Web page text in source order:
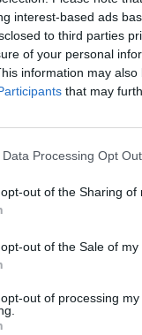
interest-based ads
to third parties
of your personal
information may
that may
Data Processing Opt
out of the Sharing of
out of the Sale of
out of processing